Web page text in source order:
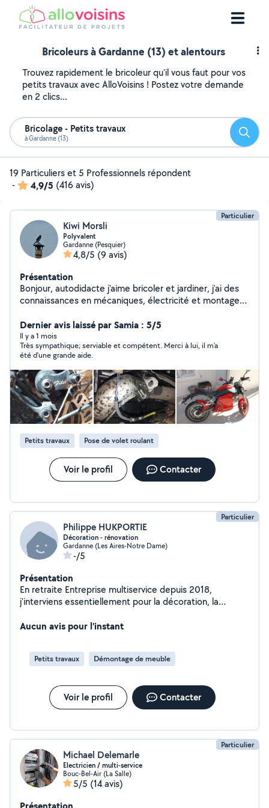
Bricoleurs à Gardanne (13) et alentours
Trouvez rapidement le bricoleur qu'il vous faut pour vos
petits travaux avec AlloVoisins ! Postez votre demande
en 2 clics...
Bricolage - Petits travaux
à Gardanne (13)
19 Particuliers et 5 Professionnels répondent
-
4,9/5 (416 avis)
Particulier
Kiwi Morsli
Polyvalent
Gardanne (Pesquier)
4,8/5 (9 avis)
Présentation
Bonjour, autodidacte j'aime bricoler et jardiner, j'ai des
connaissances en mécaniques, électricité et montage
Dernier avis laissé par Samia : 5/5
Il y a 1 mois
Très sympathique; serviable et compétent. Merci à lui, il m'a
été d'une grande aide.
Petits travaux Pose de volet roulant
Voir le profil Contacter
Particulier
Philippe HUKPORTIE
Décoration - rénovation
Gardanne (Les Aires-Notre Dame)
-/5
Présentation
En retraite Entreprise multiservice depuis 2018,
j'interviens essentiellement pour la décoration, la
peintures, béton ciré et petits travaux de bricolage
compteur). Sérieuses références sur demande. Page
FaceBook "Coup d'Pouce Brico Déco"
Aucun avis pour l'instant
Petits travaux Démontage de meuble
Voir le profil Contacter
Particulier
Michael Delemarle
Electricien / multi-service
Bouc-Bel-Air (La Salle)
5/5 (14 avis)